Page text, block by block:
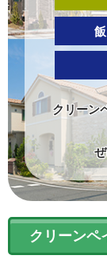
クリーン
クリーンペ